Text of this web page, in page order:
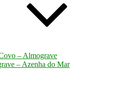
– Almograve
– Azenha do Mar